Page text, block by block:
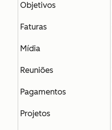
Objetivos
Faturas
Mídia
Reuniões
Pagamentos
Projetos